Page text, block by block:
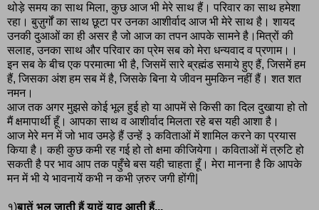
थोड़े समय का साथ मिला, कुछ आज भी मेरे साथ हैं। परिवार का साथ हमेशा
रहा। बुज़ुर्गों का साथ छूटा पर उनका आशीर्वाद आज भी मेरे साथ है। शायद
उनकी दुआओं का ही असर है जो आज का तपन आपके सामने है।मित्रों की
सलाह, उनका साथ और परिवार का प्रेम सब को मेरा धन्यवाद व प्रणाम।।
इन सब के बीच एक परमात्मा भी है, जिसमें सारे ब्रह्मंड समाये हुए हैं, जिसमें हम
हैं, जिसका अंश हम सब में है, जिसके बिना ये जीवन मुमकिन नहीं हैं। शत शत
नमन।
आज तक अगर मुझसे कोई भूल हुई हो या आपमें से किसी का दिल दुखाया हो तो
मैं क्षमापार्थी हूँ। आपका साथ व आशीर्वाद मिलता रहे बस यही आशा है।
आज मेरे मन में जो भाव उमड़े हैं उन्हें ३ कविताओं में शामिल करने का प्रयास
किया है। कही कुछ कमी रह गई हो तो क्षमा कीजियेगा। कविताओं में त्रुटि हो
सकती है पर भाव आप तक पहुँचे बस यही चाहता हूँ। मेरा मानना है कि आपके
मन में भी ये भावनायें कभी न कभी ज़रुर जगी होंगी|
१)बातें भूल जाती हैं यादें याद आती हैं...